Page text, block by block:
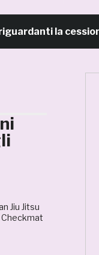
la cessione
Jiu Jitsu
Checkmat